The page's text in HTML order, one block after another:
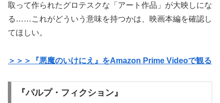
取って作られたグロテスクな「アート作品」が大映しにな
る……これがどういう意味を持つかは、映画本編を確認し
てほしい。
＞＞＞『悪魔のいけにえ』をAmazon Prime Videoで観る
『パルプ・フィクション』